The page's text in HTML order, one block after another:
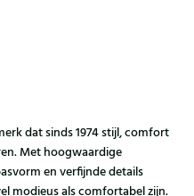
dat sinds 1974 stijl, comfort
Met hoogwaardige
en verfijnde details
modieus als comfortabel zijn.